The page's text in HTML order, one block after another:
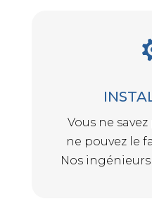
Vous ne
ne pouvez le
Nos